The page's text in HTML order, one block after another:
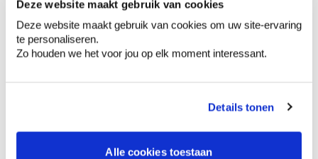
Deze website maakt gebruik van cookies
Deze website maakt gebruik van cookies om uw site-ervaring
te personaliseren.
Zo houden we het voor jou op elk moment interessant.
Details tonen
Alle cookies toestaan
Prix total 0,00 €
jours ouvrables.